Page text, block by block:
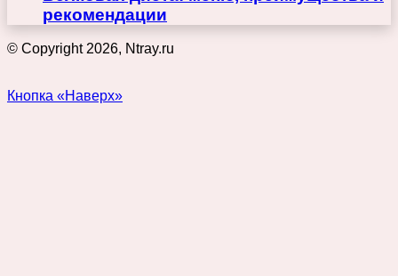
рекомендации
© Copyright 2026, Ntray.ru
Кнопка «Наверх»